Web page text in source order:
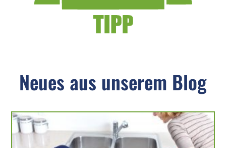
Neues aus unserem Blog